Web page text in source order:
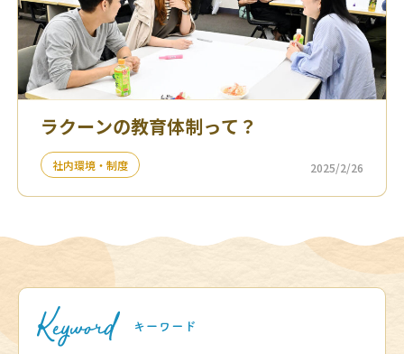
ラクーンの教育体制って？
社内環境・制度 2025/2/26